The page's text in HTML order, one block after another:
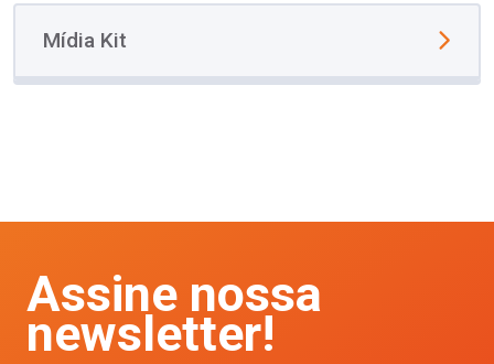
Mídia Kit
Assine nossa
newsletter!